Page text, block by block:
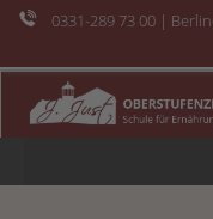
0331-289 73 00 |